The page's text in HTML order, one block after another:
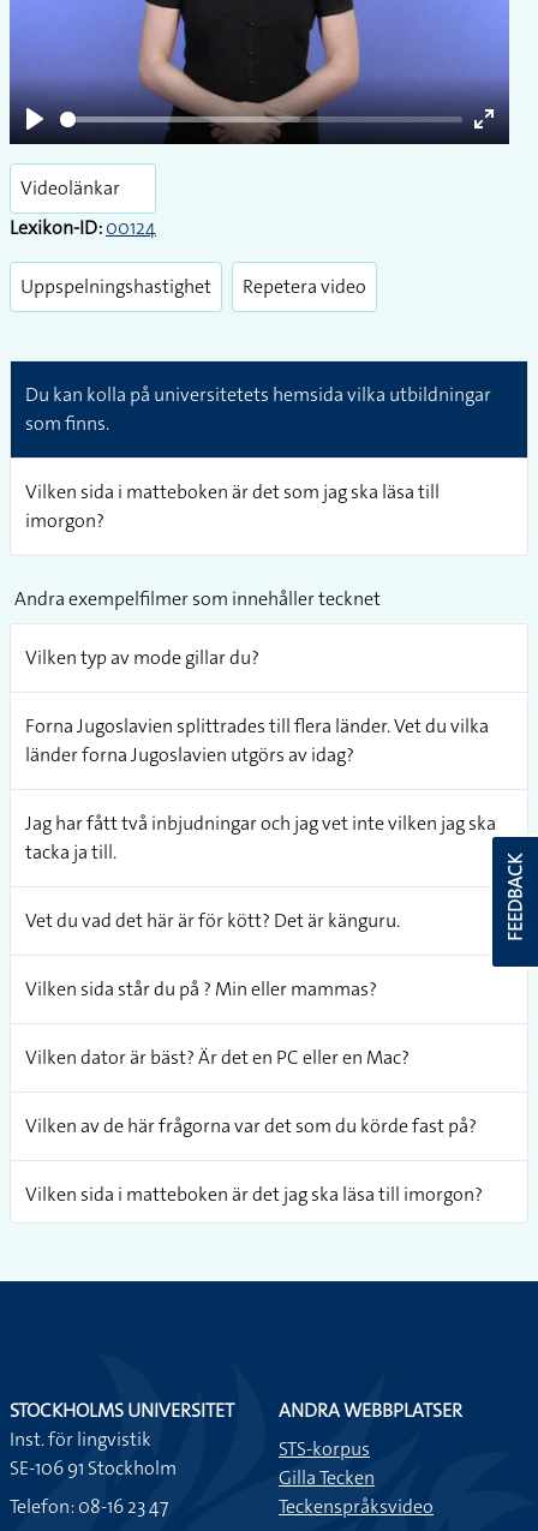
Play
Enter
Videolänkar
Lexikon-ID:00124
Uppspelningshastighet Repetera video
Du kan kolla på universitetets hemsida vilka utbildningar
som finns.
Vilken sida i matteboken är det som jag ska läsa till
imorgon?
Andra exempelfilmer som innehåller tecknet
Vilken typ av mode gillar du?
Forna Jugoslavien splittrades till flera länder. Vet du vilka
länder forna Jugoslavien utgörs av idag?
Jag har fått två inbjudningar och jag vet inte vilken jag ska
tacka ja till.
Vet du vad det här är för kött? Det är känguru.
Vilken sida står du på ? Min eller mammas?
Vilken dator är bäst? Är det en PC eller en Mac?
Vilken av de här frågorna var det som du körde fast på?
Vilken sida i matteboken är det jag ska läsa till imorgon?
Vilken färg har min tröja? Det är svårt att se men jag tror
den är grön.
Vilket område är du bra på?
FEEDBACK
STOCKHOLMS UNIVERSITET
Inst. för lingvistik
SE-106 91 Stockholm
Telefon: 08-16 23 47
ANDRA WEBBPLATSER
STS-korpus
Gilla Tecken
Teckenspråksvideo